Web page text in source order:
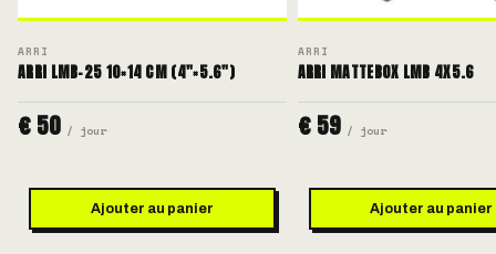
ARRI
ARRI LMB-25 10×14 CM (4"×5.6")
€ 50 / jour
Ajouter au panier
ARRI
ARRI MATTEBOX LMB 4X5.6
€ 59 / jour
Ajouter au panier